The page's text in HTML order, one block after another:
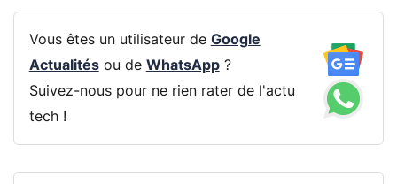
Vous êtes un utilisateur de Google
Actualitésou de WhatsApp?
Suivez-nous pour ne rien rater de l'actu
tech !